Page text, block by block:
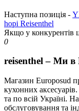
Наступна позиція -
hopi Reisenthel
Якщо у конкурентів
0
reisenthel – Ми в
Магазин Europosud
кухонних
та по всій Україні.
обслуговування та